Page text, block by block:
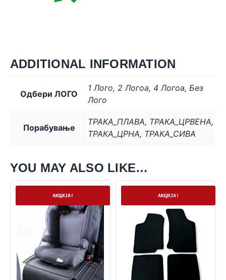
ADDITIONAL INFORMATION
Одбери ЛОГО
1 Лого, 2 Логоa, 4 Логоa, Без
Лого
Порабување
ТРАКА_ПЛАВА, ТРАКА_ЦРВЕНА,
ТРАКА_ЦРНА, ТРАКА_СИВА
YOU MAY ALSO LIKE…
Нема залихаАКЦИЈА! АКЦИЈА!